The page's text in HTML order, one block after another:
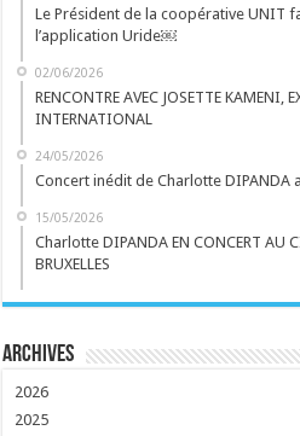
Le Président de la coopérative UNIT
l’application Uride￼
02/06/2026
RENCONTRE AVEC JOSETTE KAMENI,
INTERNATIONAL
24/05/2026
Concert inédit de Charlotte DIPANDA
15/05/2026
Charlotte DIPANDA EN CONCERT AU
BRUXELLES
Archives
2026
2025